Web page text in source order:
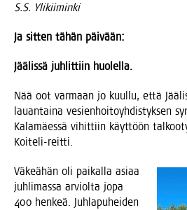
S.S. Yli­kii­min­ki
Ja sit­ten tähän päivään:
Jää­lis­sä juh­lit­tiin huolella.
Nää oot var­maan jo kuul­lu, että
lau­an­tai­na vesien­hoi­to­yh­dis­tyk­sen
Kala­mäes­sä vihit­tiin käyt­töön
Koiteli-reitti.
Väkeä­hän oli pai­kal­la asi­aa
juh­li­mas­sa arviol­ta jopa
400 hen­keä. Juh­la­pu­hei­den